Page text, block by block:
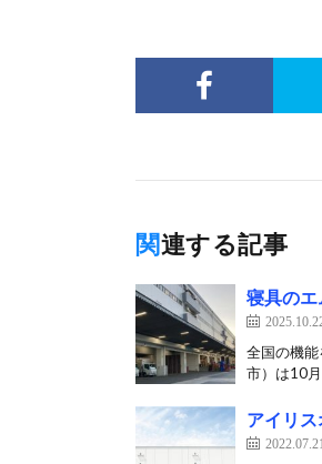
関連する記事
寝具の
全国の機
市）は10
アイリ
2022.07.21